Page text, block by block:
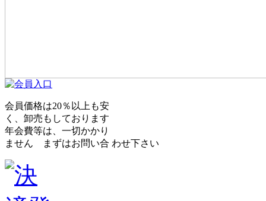
会員価格は20％以上も安
く、卸売もしております
年会費等は、一切かかり
ません まずはお問い合 わせ下さい